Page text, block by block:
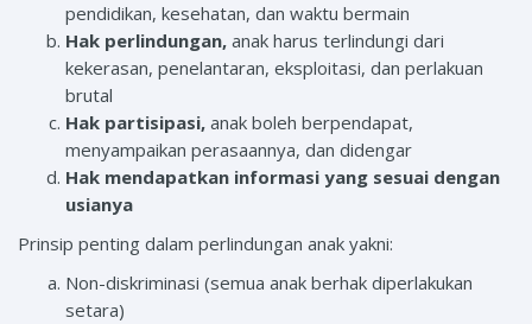
pendidikan, kesehatan, dan waktu bermain
Hak perlindungan, anak harus terlindungi dari
kekerasan, penelantaran, eksploitasi, dan perlakuan
brutal
Hak partisipasi, anak boleh berpendapat,
menyampaikan perasaannya, dan didengar
Hak mendapatkan informasi yang sesuai dengan
usianya
Prinsip penting dalam perlindungan anak yakni:
Non-diskriminasi (semua anak berhak diperlakukan
setara)